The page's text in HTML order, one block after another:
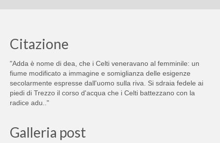
Citazione
"Adda è nome di dea, che i Celti veneravano al femminile: un
fiume modificato a immagine e somiglianza delle esigenze
secolarmente espresse dall'uomo sulla riva. Si sdraia fedele ai
piedi di Trezzo il corso d'acqua che i Celti battezzano con la
radice adu.."
Galleria post